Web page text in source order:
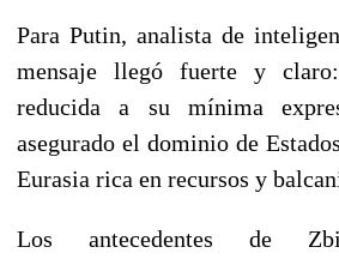
Para Putin, analista de
mensaje llegó fuerte y
reducida a su mínima
asegurado el dominio de
Eurasia rica en recursos y
Los antecedentes de